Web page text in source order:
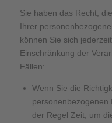
Sie haben das Recht,
Ihrer
können Sie sich
Einschränkung der
Fällen:
Wenn Sie die
personenbezogenen
der Regel Zeit, um